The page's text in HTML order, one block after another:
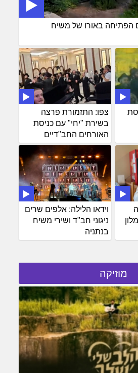
הפתיחה באורו של משיח
צפו: התזמורת פרצה
בשירת "יחי" עם כניסת
האורחים החב"דיים
וידאו הלילה: אלפים שרים
ניגוני חב"ד ושירי משיח
בנתניה
מוזיקה